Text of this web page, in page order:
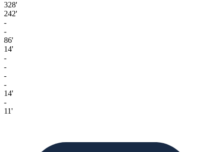
328'
242'
-
-
86'
14'
-
-
-
-
14'
-
11'